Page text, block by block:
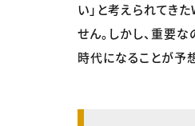
い」と考えられてき
せん。しかし、重要
時代になることが予